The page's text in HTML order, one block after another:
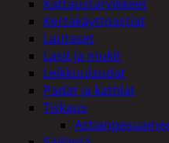
Kattaustarvikkeet
Kertakäyttöastiat
Lautaset
Lasit ja mukit
Leikkuulaudat
Padat ja kattilat
Tiskaus